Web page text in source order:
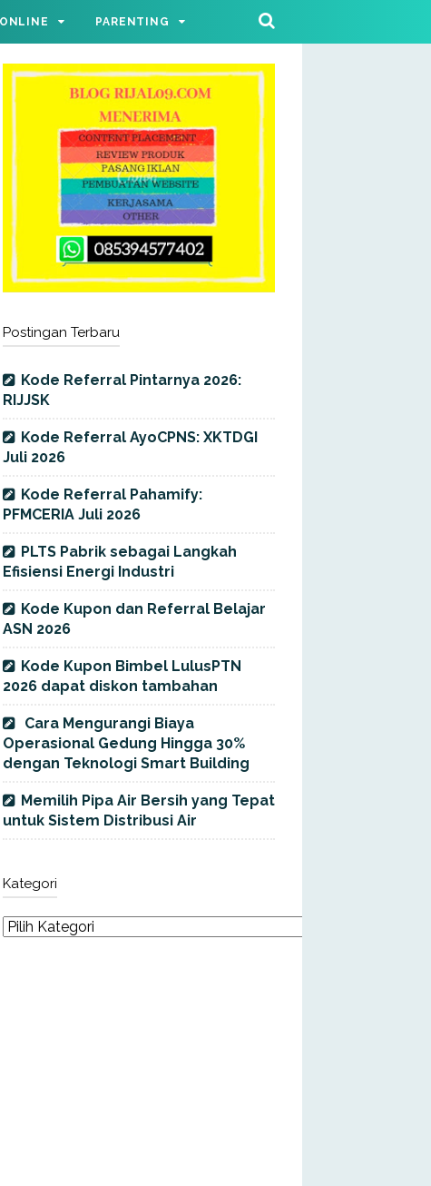
PARENTING
Postingan Terbaru
Kode Referral Pintarnya 2026:
RIJJSK
Kode Referral AyoCPNS: XKTDGI
Juli 2026
Kode Referral Pahamify:
PFMCERIA Juli 2026
PLTS Pabrik sebagai Langkah
Efisiensi Energi Industri
Kode Kupon dan Referral Belajar
ASN 2026
Kode Kupon Bimbel LulusPTN
2026 dapat diskon tambahan
Cara Mengurangi Biaya
Operasional Gedung Hingga 30%
dengan Teknologi Smart Building
Memilih Pipa Air Bersih yang Tepat
untuk Sistem Distribusi Air
Kategori